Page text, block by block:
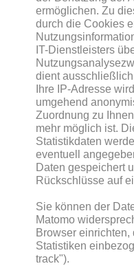
ermöglichen. Zu
durch die Cookies
IT-Dienstleisters
dient
Ihre IP-Adresse
umgehend
Zuordnung zu
mehr möglich ist.
Statistikdaten
eventuell
Daten gespeichert
Rückschlüsse auf
Sie können der
Matomo
Browser
Statistiken
track").